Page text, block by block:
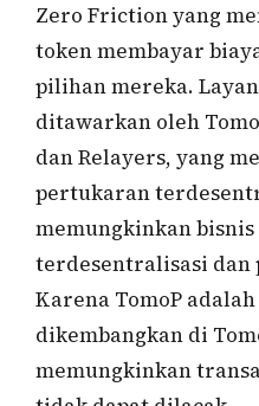
Zero Friction yang
token membayar
pilihan mereka.
ditawarkan oleh
dan Relayers, yang
pertukaran
memungkinkan
terdesentralisasi
Karena TomoP
dikembangkan di
memungkinkan